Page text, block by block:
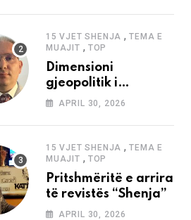
15 VJET SHENJA ,TEMA E
MUAJIT , TOP
Dimensioni
gjeopolitik i
analizave të Abdi
“Shenja”
APRIL 30, 2026
15 VJET SHENJA ,TEMA E
MUAJIT , TOP
Pritshmëritë e arrira
të revistës “Shenja”
APRIL 30, 2026